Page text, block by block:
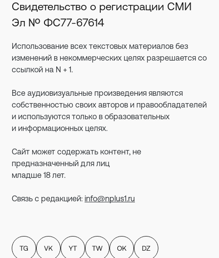
Свидетельство о регистрации СМИ
Эл № ФС77-67614
Использование всех текстовых материалов без
изменений в некоммерческих целях разрешается со
ссылкой на N + 1.
Все аудиовизуальные произведения являются
собственностью своих авторов и правообладателей
и используются только в образовательных
и информационных целях.
Сайт может содержать контент, не
предназначенный для лиц
младше 18 лет.
Связь с редакцией: info@nplus1.ru